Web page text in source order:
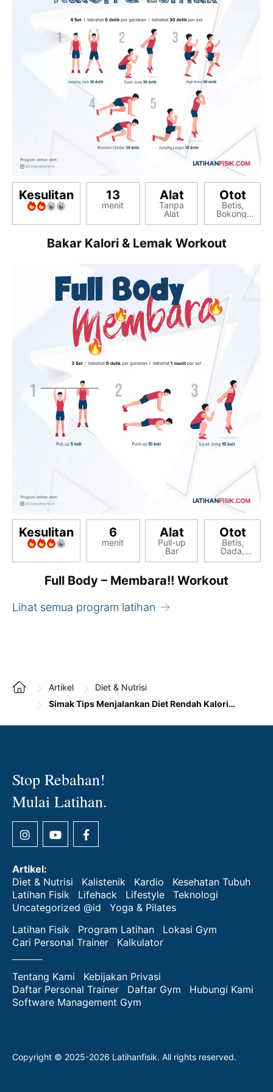
Kesulitan 13
menit
Alat
Tanpa
Alat
Otot
Betis,
Bokong,
Fleksor
Hamstring,
Paha
Bakar Kalori & Lemak Workout
Kesulitan 6
menit
Alat
Pull-up
Bar
Otot
Betis,
Dada,
Hamstring,
Depan,
Sayap /
Full Body – Membara!! Workout
Lihat semua program latihan
Artikel
Diet & Nutrisi
Simak Tips Menjalankan Diet Rendah Kalori yang Efektif Menurunkan Berat Badan
Stop Rebahan!
Mulai Latihan.
Artikel:
Diet & Nutrisi
Kalistenik Kardio
Kesehatan Tubuh
Latihan Fisik
Lifehack Lifestyle
Teknologi
Uncategorized @id
Yoga & Pilates
Latihan Fisik
Program Latihan
Lokasi Gym
Cari Personal Trainer
Kalkulator
Tentang Kami
Kebijakan Privasi
Daftar Personal Trainer
Daftar Gym
Hubungi Kami
Software Management Gym
Copyright © 2025-2026 Latihanfisik. All rights reserved.